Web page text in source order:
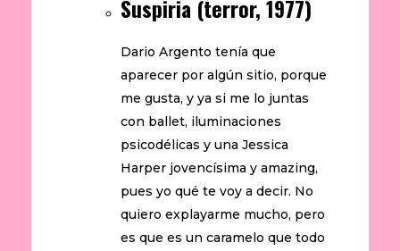
Suspiria (terror, 1977)
Dario Argento tenía que
aparecer por algún sitio, porque
me gusta, y ya si me lo juntas
con ballet, iluminaciones
psicodélicas y una Jessica
Harper jovencísima y amazing,
pues yo qué te voy a decir. No
quiero explayarme mucho, pero
es que es un caramelo que todo